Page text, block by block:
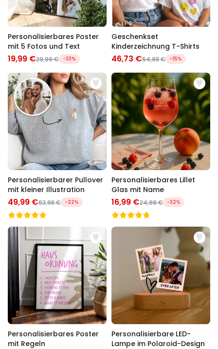
Personalisierbares Poster
mit 5 Fotos und Text
19,99 €29,99 € -33%
Geschenkset
Kinderzeichnung T-Shirts
46,73 €54,98 € -15%
Personalisierbarer Pullover
mit kleiner Illustration
49,99 €63,98 € -22%
Personalisierbares Lillet
Glas mit Name
16,99 €24,99 € -32%
Personalisierbares Poster
mit Regeln
Personalisierbare LED-
Lampe im Polaroid-Design